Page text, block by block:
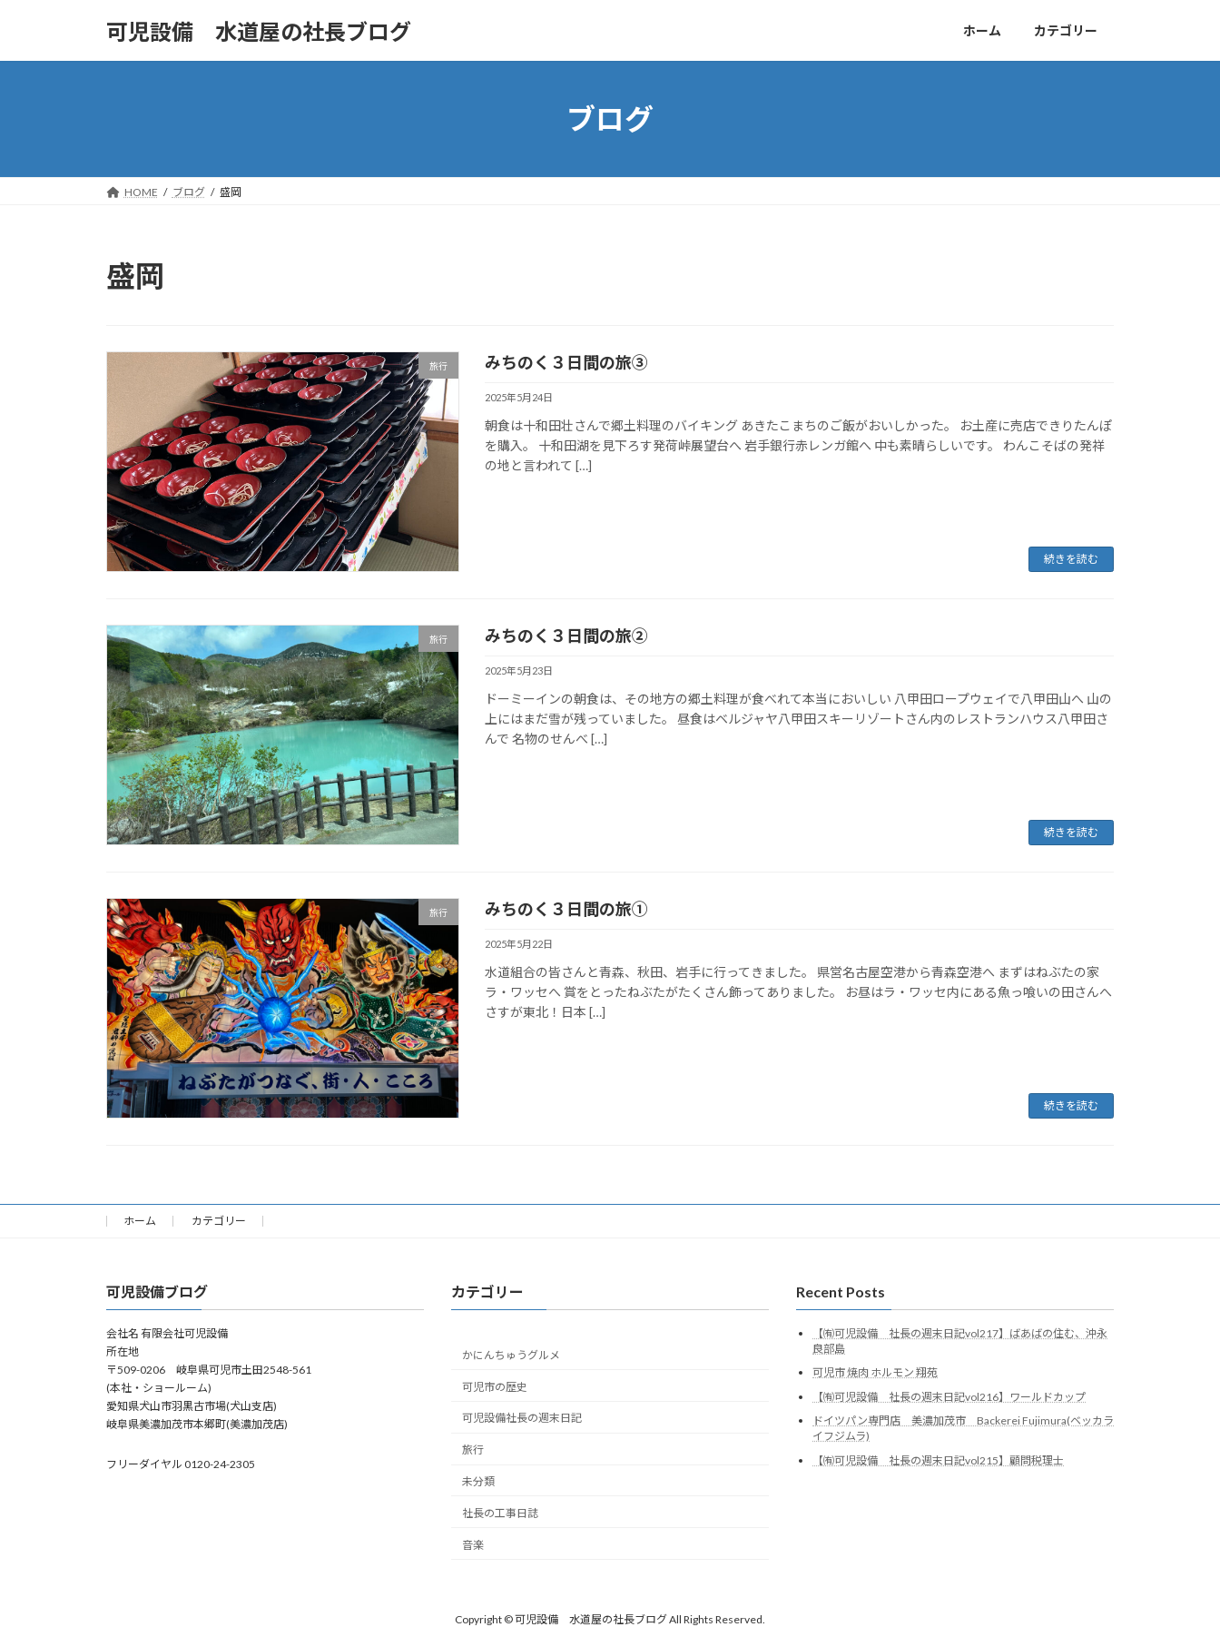
可児設備 水道屋の社長ブログ ホーム カテゴリー
ブログ
HOME ブログ 盛岡
盛岡
旅行 みちのく３日間の旅③
2025年5月24日
朝食は十和田壮さんで郷土料理のバイキング あきたこまちのご飯がおいしかった。 お土産に売店できりたんぽ
を購入。 十和田湖を見下ろす発荷峠展望台へ 岩手銀行赤レンガ館へ 中も素晴らしいです。 わんこそばの発祥
の地と言われて […]
続きを読む
旅行 みちのく３日間の旅②
2025年5月23日
ドーミーインの朝食は、その地方の郷土料理が食べれて本当においしい 八甲田ロープウェイで八甲田山へ 山の
上にはまだ雪が残っていました。 昼食はベルジャヤ八甲田スキーリゾートさん内のレストランハウス八甲田さ
んで 名物のせんべ […]
続きを読む
旅行 みちのく３日間の旅①
2025年5月22日
水道組合の皆さんと青森、秋田、岩手に行ってきました。 県営名古屋空港から青森空港へ まずはねぶたの家
ラ・ワッセへ 賞をとったねぶたがたくさん飾ってありました。 お昼はラ・ワッセ内にある魚っ喰いの田さんへ
さすが東北！日本 […]
続きを読む
ホーム カテゴリー
可児設備ブログ
会社名 有限会社可児設備
所在地
〒509-0206 岐阜県可児市土田2548-561
(本社・ショールーム)
愛知県犬山市羽黒古市場(犬山支店)
岐阜県美濃加茂市本郷町(美濃加茂店)
フリーダイヤル 0120-24-2305
カテゴリー
かにんちゅうグルメ
可児市の歴史
可児設備社長の週末日記
旅行
未分類
社長の工事日誌
音楽
Recent Posts
【㈲可児設備 社長の週末日記vol217】ばあばの住む、沖永
良部島
可児市 焼肉 ホルモン 翔苑
【㈲可児設備 社長の週末日記vol216】ワールドカップ
ドイツパン専門店 美濃加茂市 Backerei Fujimura(ベッカラ
イフジムラ)
【㈲可児設備 社長の週末日記vol215】顧問税理士
Copyright © 可児設備 水道屋の社長ブログ All Rights Reserved.